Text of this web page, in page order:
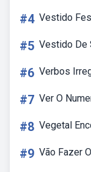
#4 Vestido
#5 Vestido De
#6 Verbos
#7 Ver O
#8 Vegetal
#9 Vão Fazer